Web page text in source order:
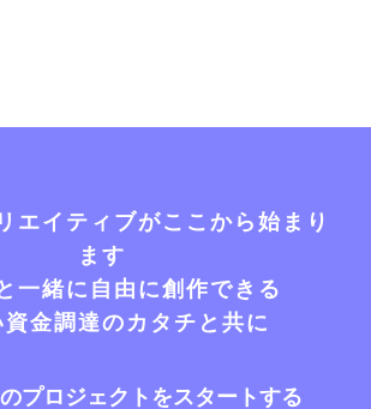
エイティブがここから始まり
ます
一緒に自由に創作できる
金調達のカタチと共に
プロジェクトをスタートする